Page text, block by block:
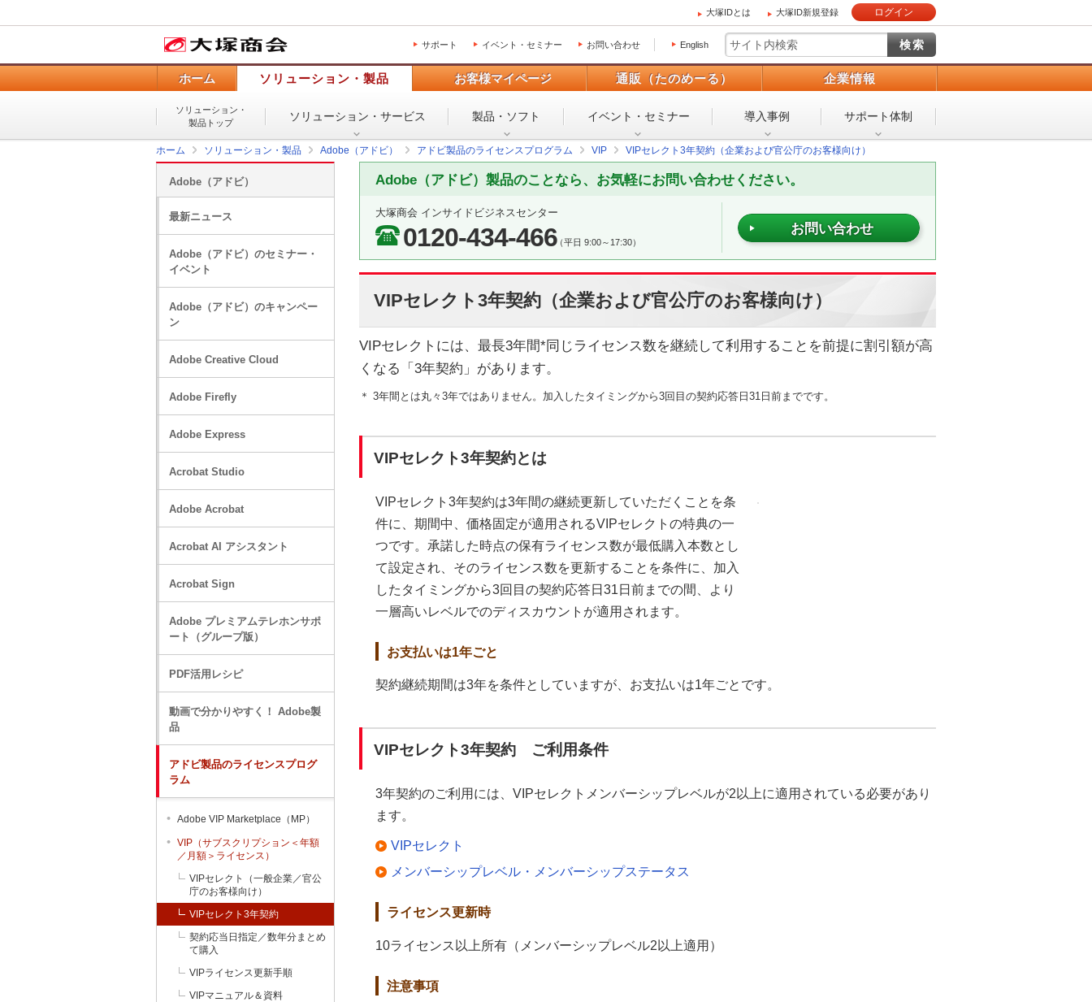
大塚IDとは 大塚ID新規登録 ログイン
サポート イベント・セミナー お問い合わせ English
ホーム ソリューション・製品 お客様マイページ 通販（たのめーる） 企業情報
ソリューション・
製品トップ
ソリューション・ サービス 製品・ソフト イベント・ セミナー 導入事例 サポート体制
ホーム ソリューション・製品 Adobe（アドビ） アドビ製品のライセンスプログラム VIP VIPセレクト3年契約（企業および官公庁のお客様向け）
Adobe（アドビ）製品のことなら、お気軽にお問い合わせください。
大塚商会 インサイドビジネスセンター
0120-434-466（平日 9:00～17:30）
お問い合わせ
VIPセレクト3年契約（企業および官公庁のお客様向け）
VIPセレクトには、最長3年間*同じライセンス数を継続して利用することを前提に割引額が高
くなる「3年契約」があります。
＊ 3年間とは丸々3年ではありません。加入したタイミングから3回目の契約応答日31日前までです。
VIPセレクト3年契約とは
VIPセレクト3年契約は3年間の継続更新していただくことを条
件に、期間中、価格固定が適用されるVIPセレクトの特典の一
つです。承諾した時点の保有ライセンス数が最低購入本数とし
て設定され、そのライセンス数を更新することを条件に、加入
したタイミングから3回目の契約応答日31日前までの間、より
一層高いレベルでのディスカウントが適用されます。
お支払いは1年ごと
契約継続期間は3年を条件としていますが、お支払いは1年ごとです。
VIPセレクト3年契約 ご利用条件
3年契約のご利用には、VIPセレクトメンバーシップレベルが2以上に適用されている必要があり
ます。
VIPセレクト
メンバーシップレベル・メンバーシップステータス
ライセンス更新時
10ライセンス以上所有（メンバーシップレベル2以上適用）
注意事項
Adobe（アドビ）
最新ニュース
Adobe（アドビ）のセミナー・
イベント
Adobe（アドビ）のキャンペー
ン
Adobe Creative Cloud
Adobe Firefly
Adobe Express
Acrobat Studio
Adobe Acrobat
Acrobat AI アシスタント
Acrobat Sign
Adobe プレミアムテレホンサポ
ート（グループ版）
PDF活用レシピ
動画で分かりやすく！ Adobe製
品
アドビ製品のライセンスプログ
ラム
Adobe VIP Marketplace（MP）
VIP（サブスクリプション＜年額
／月額＞ライセンス）
VIPセレクト（一般企業／官公
庁のお客様向け）
VIPセレクト3年契約
契約応当日指定／数年分まとめ
て購入
VIPライセンス更新手順
VIPマニュアル＆資料